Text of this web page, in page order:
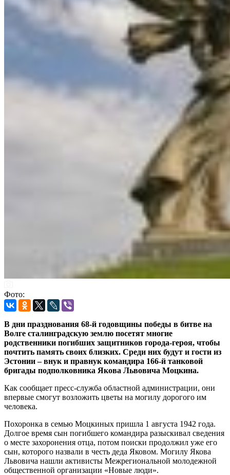
Фото:
В дни празднования 68-й годовщины победы в битве на
Волге сталинградскую землю посетят многие
родственники погибших защитников города-героя, чтобы
почтить память своих близких. Среди них будут и гости из
Эстонии – внук и правнук командира 166-й танковой
бригады подполковника Якова Львовича Моцкина.
Как сообщает пресс-служба областной администрации, они
впервые смогут возложить цветы на могилу дорогого им
человека.
Похоронка в семью Моцкиных пришла 1 августа 1942 года.
Долгое время сын погибшего командира разыскивал сведения
о месте захоронения отца, потом поиски продолжил уже его
сын, которого назвали в честь деда Яковом. Могилу Якова
Львовича нашли активисты Межрегиональной молодежной
общественной организации «Новые люди».